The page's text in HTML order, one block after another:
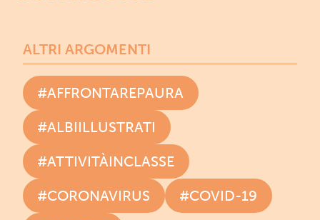
ALTRI ARGOMENTI
#AFFRONTAREPAURA
#ALBIILLUSTRATI
#ATTIVITÀINCLASSE
#CORONAVIRUS
#COVID-19